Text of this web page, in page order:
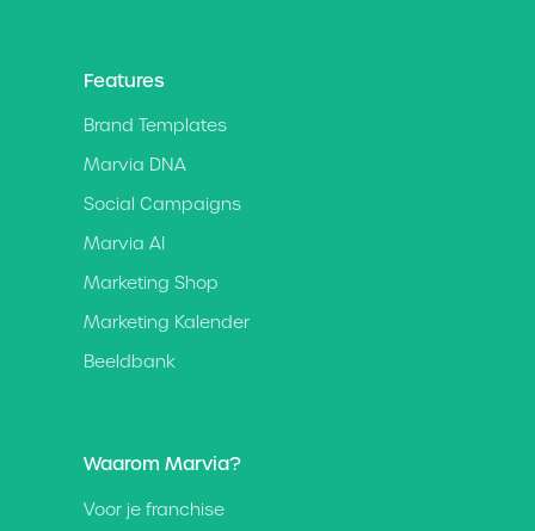
Features
Brand Templates
Marvia DNA
Social Campaigns
Marvia AI
Marketing Shop
Marketing Kalender
Beeldbank
Waarom Marvia?
Voor je franchise